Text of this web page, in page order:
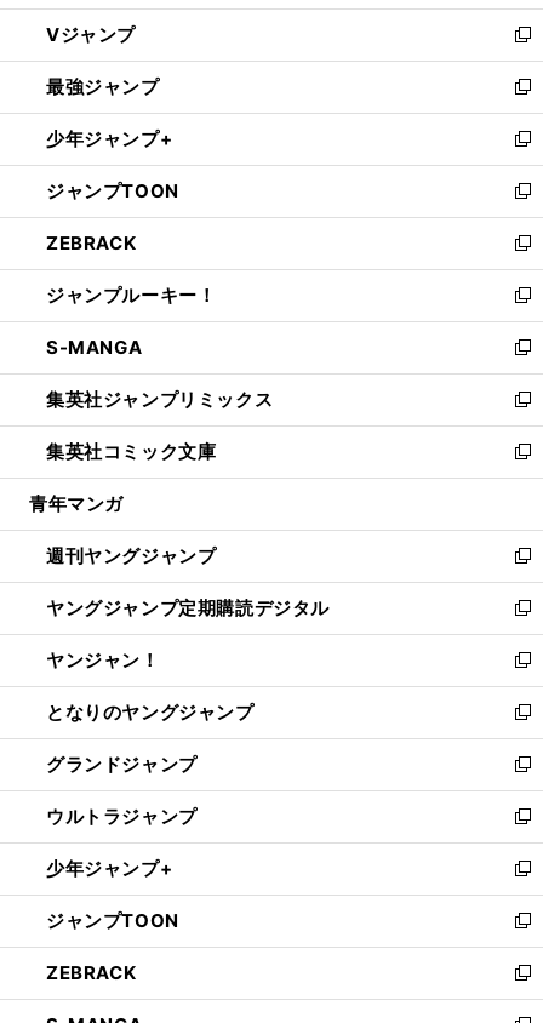
ウ
ィ
ン
ド
ウ
で
開
く
し
い
ウ
ィ
ン
ド
ウ
で
開
く
Vジャンプ
新
し
い
ウ
ィ
ン
ド
ウ
で
開
く
最強ジャンプ
新
し
い
ウ
ィ
ン
ド
ウ
で
開
く
少年ジャンプ+
新
し
い
ウ
ィ
ン
ド
ウ
で
開
く
ジャンプTOON
新
し
い
ウ
ィ
ン
ド
ウ
で
開
く
ZEBRACK
新
し
い
ウ
ィ
ン
ド
ウ
で
開
ジャンプルーキー！
新
し
い
ウ
ィ
ン
ド
ウ
開
く
S-MANGA
新
し
い
ウ
ィ
ン
ウ
で
開
く
集英社ジャンプリミックス
新
し
い
ウ
ン
ド
ウ
で
開
く
集英社コミック文庫
新
し
ウ
ィ
ン
ド
ウ
で
開
く
青年マンガ
週刊ヤングジャンプ
新
し
い
ウ
ィ
ン
ド
ウ
で
開
く
ヤングジャンプ定期購読デジタル
新
し
い
ウ
ィ
ン
ド
ウ
で
開
く
ヤンジャン！
新
し
い
ウ
ィ
ン
ド
ウ
で
開
く
となりのヤングジャンプ
新
し
い
ウ
ィ
ン
ド
ウ
で
開
く
グランドジャンプ
新
し
い
ウ
ィ
ン
ド
ウ
で
開
ウルトラジャンプ
新
し
い
ウ
ィ
ン
ド
ウ
少年ジャンプ+
新
し
い
ウ
ィ
ン
ジャンプTOON
新
し
い
ウ
ZEBRACK
新
し